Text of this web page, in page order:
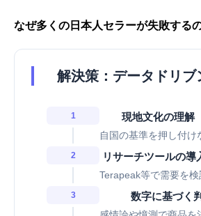
なぜ多くの日本人セラーが失敗する
解決策：データドリブ
1 現地文化の理解
自国の基準を押し付け
2 リサーチツールの導
Terapeak等で需要を検
3 数字に基づく